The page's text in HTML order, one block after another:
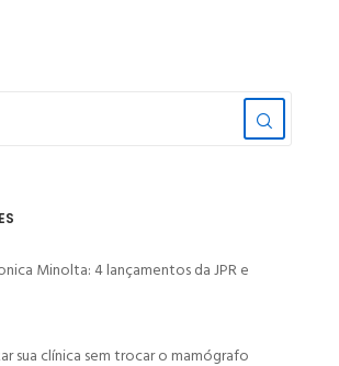
Minolta: 4 lançamentos da JPR e
sua clínica sem trocar o mamógrafo